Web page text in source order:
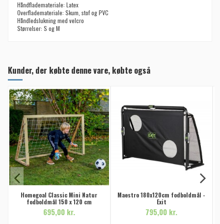
Håndflademateriale: Latex
Overflademateriale: Skum, stof og PVC
Håndledslukning med velcro
Størrelser: S og M
Kunder, der købte denne vare, købte også
Homegoal Classic Mini Natur
fodboldmål 150 x 120 cm
695,00 kr.
Maestro 180x120cm fodboldmål -
Exit
795,00 kr.